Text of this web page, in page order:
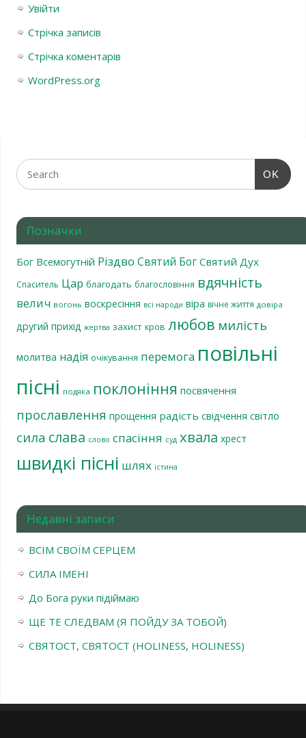
Увійти
Стрічка записів
Стрічка коментарів
WordPress.org
OK
Позначки
Бог Всемогутній Різдво Святий Бог Святий Дух
Спаситель Цар благодать благословіння вдячність
велич вогонь воскресіння всі народи віра вічне життя довіра
другий прихід жертва захист кров любов милість
молитва надія очікування перемога повільні
пісні подяка поклоніння посвячення
прославлення прощення радість свідчення світло
сила слава слово спасіння суд хвала хрест
швидкі пісні шлях істина
Недавні записи
ВСІМ СВОЇМ СЕРЦЕМ
СИЛА ІМЕНІ
До Бога руки підіймаю
ЩЕ ТЕ СЛЕДВАМ (Я ПОЙДУ ЗА ТОБОЙ)
СВЯТОСТ, СВЯТОСТ (HOLINESS, HOLINESS)